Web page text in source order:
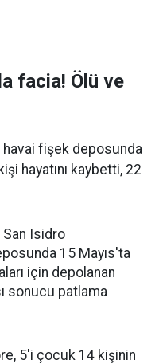
facia! Ölü ve
havai fişek deposunda
hayatını kaybetti, 22
San Isidro
15 Mayıs'ta
için depolanan
sonucu patlama
5'i çocuk 14 kişinin